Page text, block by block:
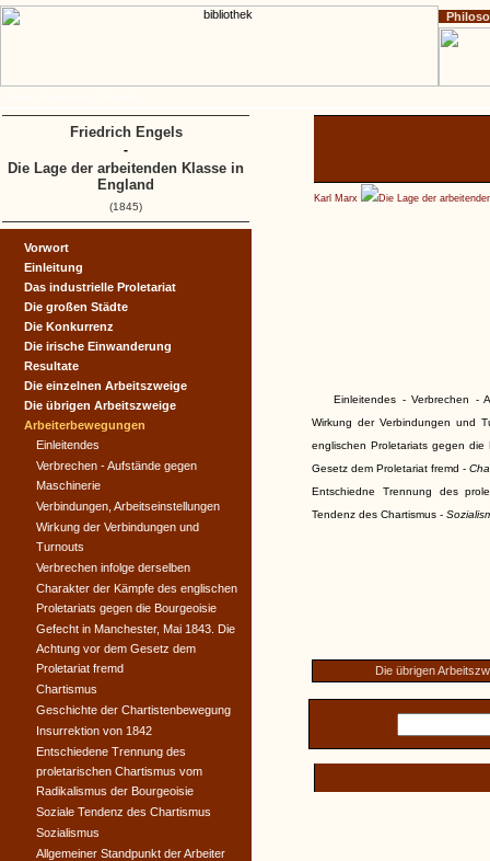
Karl Marx Die Lage der
Einleitendes - Verbrechen -
Wirkung der Verbindungen und
englischen Proletariats gegen
Gesetz dem Proletariat fremd -
Entschiedne Trennung des
Tendenz des Chartismus -
Die übrigen
Vorwort
Einleitung
Das industrielle Proletariat
Die großen Städte
Die Konkurrenz
Die irische Einwanderung
Resultate
Die einzelnen Arbeitszweige
Die übrigen Arbeitszweige
Arbeiterbewegungen
Einleitendes
Verbrechen - Aufstände gegen
Maschinerie
Verbindungen, Arbeitseinstellungen
Wirkung der Verbindungen und
Turnouts
Verbrechen infolge derselben
Charakter der Kämpfe des englischen
Proletariats gegen die Bourgeoisie
Gefecht in Manchester, Mai 1843. Die
Achtung vor dem Gesetz dem
Proletariat fremd
Chartismus
Geschichte der Chartistenbewegung
Insurrektion von 1842
Entschiedene Trennung des
proletarischen Chartismus vom
Radikalismus der Bourgeoisie
Soziale Tendenz des Chartismus
Sozialismus
Allgemeiner Standpunkt der Arbeiter
Friedrich Engels
-
Die Lage der arbeitenden Klasse in
England
(1845)